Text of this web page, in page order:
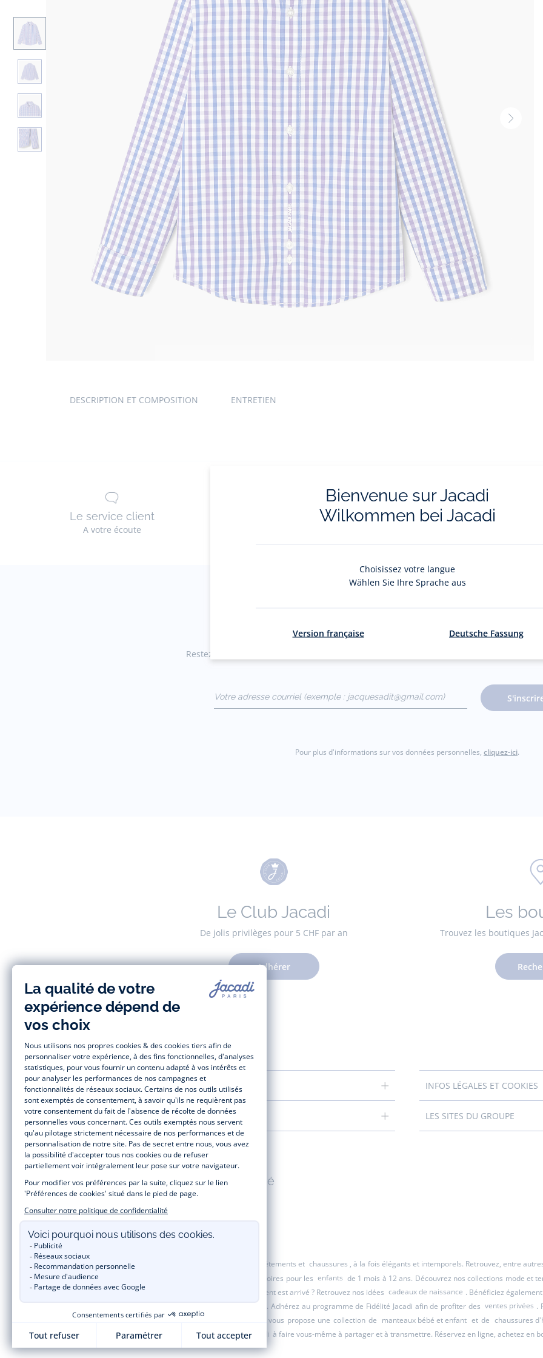
Vignette
DESCRIPTION ET COMPOSITION ENTRETIEN
Le service client
A votre écoute
La livraison et les retours L'e-réservation
Restez informés des nouveautés Jacadi : ventes privées, offres, exclusives, nouvelles
(exemple :
jacquesadit@gmail.com)
Pour plus d'informations sur vos données personnelles, cliquez-ici.
Le Club Jacadi
De jolis privilèges pour 5 CHF par an
Adhérer
Les
Trouvez les boutiques
AIDE ET SERVICES
LA MAISON JACADI
INFOS LÉGALES ET COOKIES
LES SITES DU GROUPE
Paiement 100% sécurisé
Jacadi Paris vous propose sur sa boutique en ligne une grande variété de vêtements et chaussures , à la fois élégants et intemporels. Retrouvez, entre
t-shirt, pull et short pour les
et de pantalons, chaussettes et accessoires pour les enfants de 1 mois à 12 ans. Découvrez nos collections mode et
de fin d’année et trouvez des idées cadeaux de Noël . Un heureux événement est arrivé ? Retrouvez nos idées cadeaux de naissance . Bénéficiez
une opération spéciale Jacadi avec des vêtements enfant à prix tout ronds. Adhérez au programme de Fidélité Jacadi afin de profiter des ventes privées .
couleurs de la marque. Pour passer l’automne et l’hiver au chaud, Jacadi vous propose une collection de manteaux bébé et enfant et de chaussures
tenue de cérémonie
pour votre enfant. Découvrez aussi les patrons Jacadi à faire vous-même à partager et à transmettre. Réservez en ligne, achetez en
Bienvenue sur Jacadi
Wilkommen bei Jacadi
Choisissez votre langue
Wählen Sie Ihre Sprache aus
Version française Deutsche Fassung